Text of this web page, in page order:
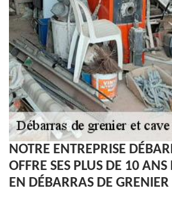
NOTRE ENTREPRISE
OFFRE SES PLUS DE 10 ANS
EN DÉBARRAS DE GRENIER